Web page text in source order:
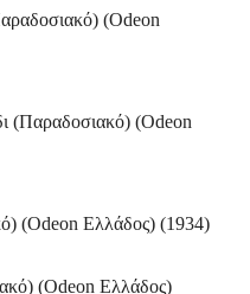
(Odeon
(Παραδοσιακό) (Odeon
(Odeon Ελλάδος) (1934)
(Odeon Ελλάδος)